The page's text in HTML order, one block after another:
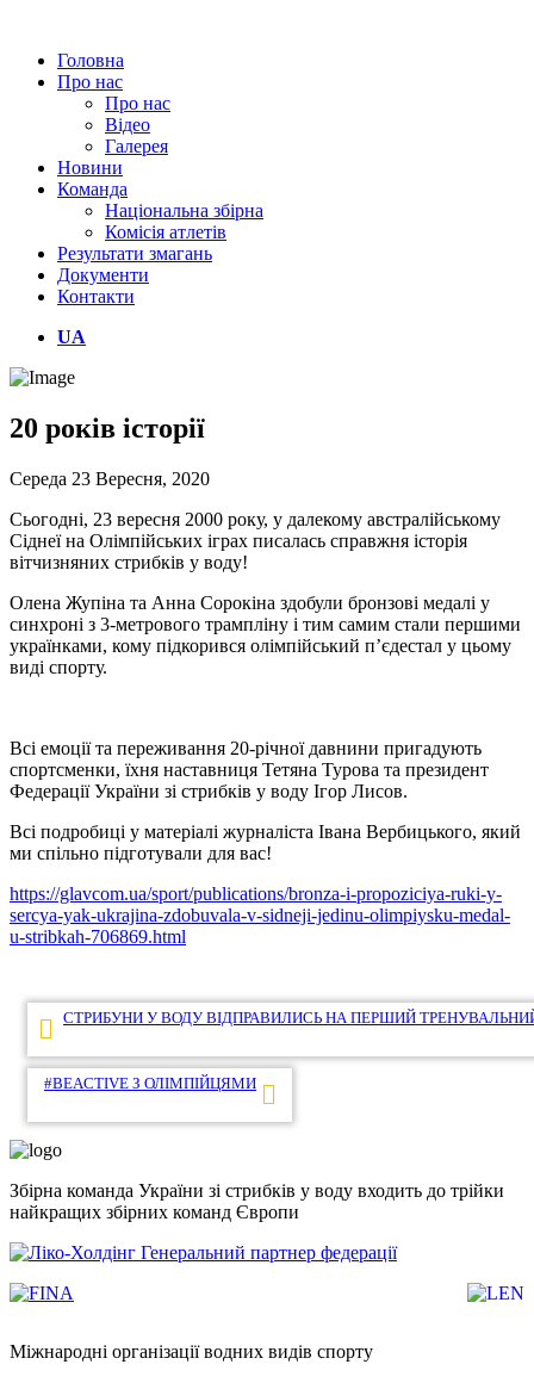
Головна
Про нас
Про нас
Відео
Галерея
Новини
Команда
Національна збірна
Комісія атлетів
Результати змагань
Документи
Контакти
UA
20 років історії
Середа 23 Вересня, 2020
Сьогодні, 23 вересня 2000 року, у далекому австралійському
Сіднеї на Олімпійських іграх писалась справжня історія
вітчизняних стрибків у воду!
Олена Жупіна та Анна Сорокіна здобули бронзові медалі у
синхроні з 3-метрового трампліну і тим самим стали першими
українками, кому підкорився олімпійський п’єдестал у цьому
виді спорту.
Всі емоції та переживання 20-річної давнини пригадують
спортсменки, їхня наставниця Тетяна Турова та президент
Федерації України зі стрибків у воду Ігор Лисов.
Всі подробиці у матеріалі журналіста Івана Вербицького, який
ми спільно підготували для вас!
https://glavcom.ua/sport/publications/bronza-i-propoziciya-ruki-y-
sercya-yak-ukrajina-zdobuvala-v-sidneji-jedinu-olimpiysku-medal-
u-stribkah-706869.html
Навігація
записів
СТРИБУНИ У ВОДУ ВІДПРАВИЛИСЬ НА ПЕРШИЙ
#BEACTIVE З ОЛІМПІЙЦЯМИ
Збірна команда України зі стрибків у воду входить до трійки
найкращих збірних команд Європи
Генеральний партнер федерації
Міжнародні організації водних видів спорту